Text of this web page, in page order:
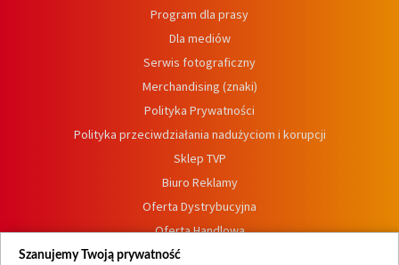
Program dla prasy
Dla mediów
Serwis fotograficzny
Merchandising (znaki)
Polityka Prywatności
Polityka przeciwdziałania nadużyciom i korupcji
Sklep TVP
Biuro Reklamy
Oferta Dystrybucyjna
Oferta Handlowa
Dostępność
Szanujemy Twoją prywatność